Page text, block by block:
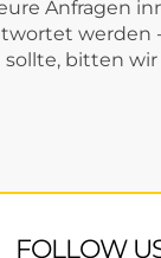
Anfragen
werden
sollte, bitten
FOLLOW